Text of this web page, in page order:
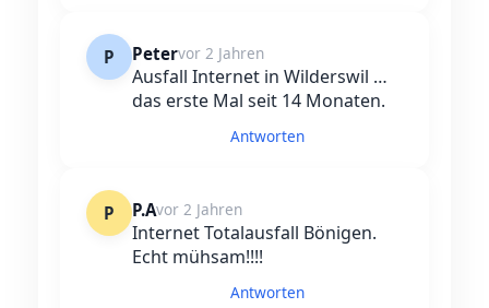
P Petervor 2 Jahren
Ausfall Internet in Wilderswil …
das erste Mal seit 14 Monaten.
Antworten
P P.Avor 2 Jahren
Internet Totalausfall Bönigen.
Echt mühsam!!!!
Antworten